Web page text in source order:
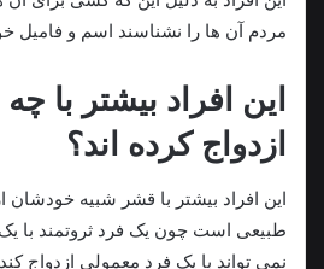
مردم آن ها را نشناسند اسم و فامیل
این افراد بیشتر با
ازدواج کرده اند؟
این افراد بیشتر با قشر شبیه خودشان
طبیعی است چون یک فرد ثروتمند با یک
نمی تواند با یک فرد معمولی ازدواج